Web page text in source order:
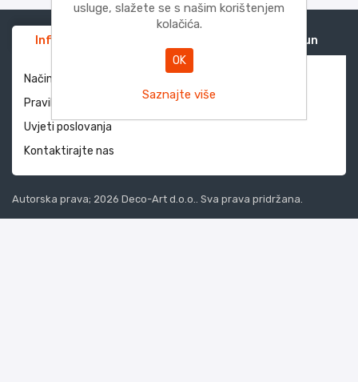
Informacije Moj račun
Način dostave i povrati
Pravila privatnosti
Uvjeti poslovanja
Kontaktirajte nas
Autorska prava; 2026 Deco-Art d.o.o.. Sva prava pridržana.
usluge, slažete se s našim korištenjem
kolačića.
OK
Saznajte više